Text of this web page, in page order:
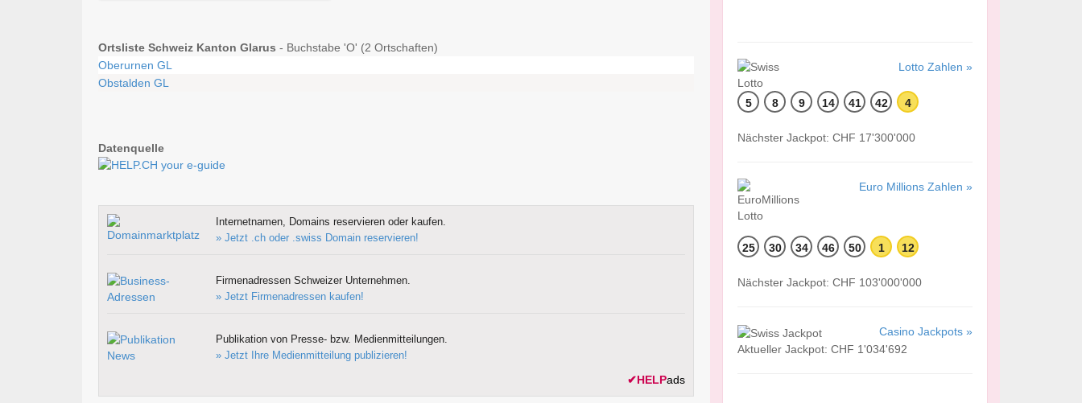
Ortsliste Schweiz Kanton Glarus - Buchstabe 'O' (2 Ortschaften)
Oberurnen GL
Obstalden GL
Datenquelle
Internetnamen, Domains reservieren oder kaufen.
» Jetzt .ch oder .swiss Domain reservieren!
Firmenadressen Schweizer Unternehmen.
» Jetzt Firmenadressen kaufen!
Publikation von Presse- bzw. Medienmitteilungen.
» Jetzt Ihre Medienmitteilung publizieren!
✔HELPads
Lotto Zahlen »
5 8 9 14 41 42 4
Nächster Jackpot: CHF 17'300'000
Euro Millions Zahlen »
25 30 34 46 50 1 12
Nächster Jackpot: CHF 103'000'000
Casino Jackpots »
Aktueller Jackpot: CHF 1'034'692